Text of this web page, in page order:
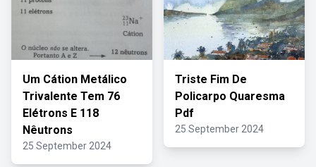
Um Cátion Metálico
Trivalente Tem 76
Elétrons E 118
Nêutrons
25 September 2024
Triste Fim De
Policarpo Quaresma
Pdf
25 September 2024